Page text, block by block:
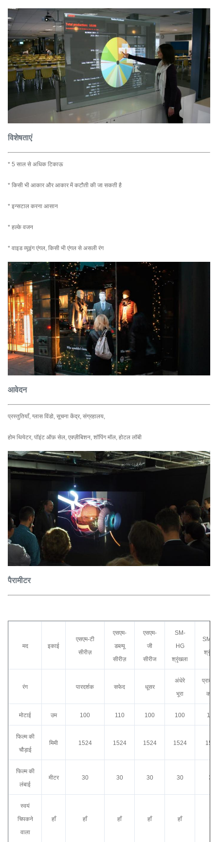
विशेषताएं
* 5 साल से अधिक टिकाऊ
* किसी भी आकार और आकार में कटौती की जा सकती है
* इन्सटाल करना आसान
* हल्के वजन
* वाइड व्यूइंग एंगल, किसी भी एंगल से असली रंग
आवेदन
प्रस्तुतियाँ, ग्लास विंडो, सूचना केंद्र, संग्रहालय,
होम थियेटर, पॉइंट ऑफ़ सेल, एक्ज़ीबिशन, शॉपिंग मॉल, होटल लॉबी
पैरामीटर
मद इकाई
एसएम-टी
सीरीज़
एसएम-
डब्ल्यू
सीरीज़
एसएम-
जी
सीरीज
SM-
HG
श्रृंखला
SM-
रंग पारदर्शक सफेद धूसर
अंधेरे
भूरा
काला
मोटाई उम 100 110 100 100 125
फिल्म की
चौड़ाई
मिमी 1524 1524 1524 1524
फिल्म की
लंबाई
मीटर 30 30 30 30 30
स्वयं
चिपकने
वाला
हाँ हाँ हाँ हाँ हाँ